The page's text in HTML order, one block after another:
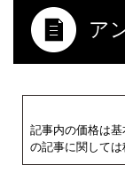
ア
記事内の価格は
の記事に関しては